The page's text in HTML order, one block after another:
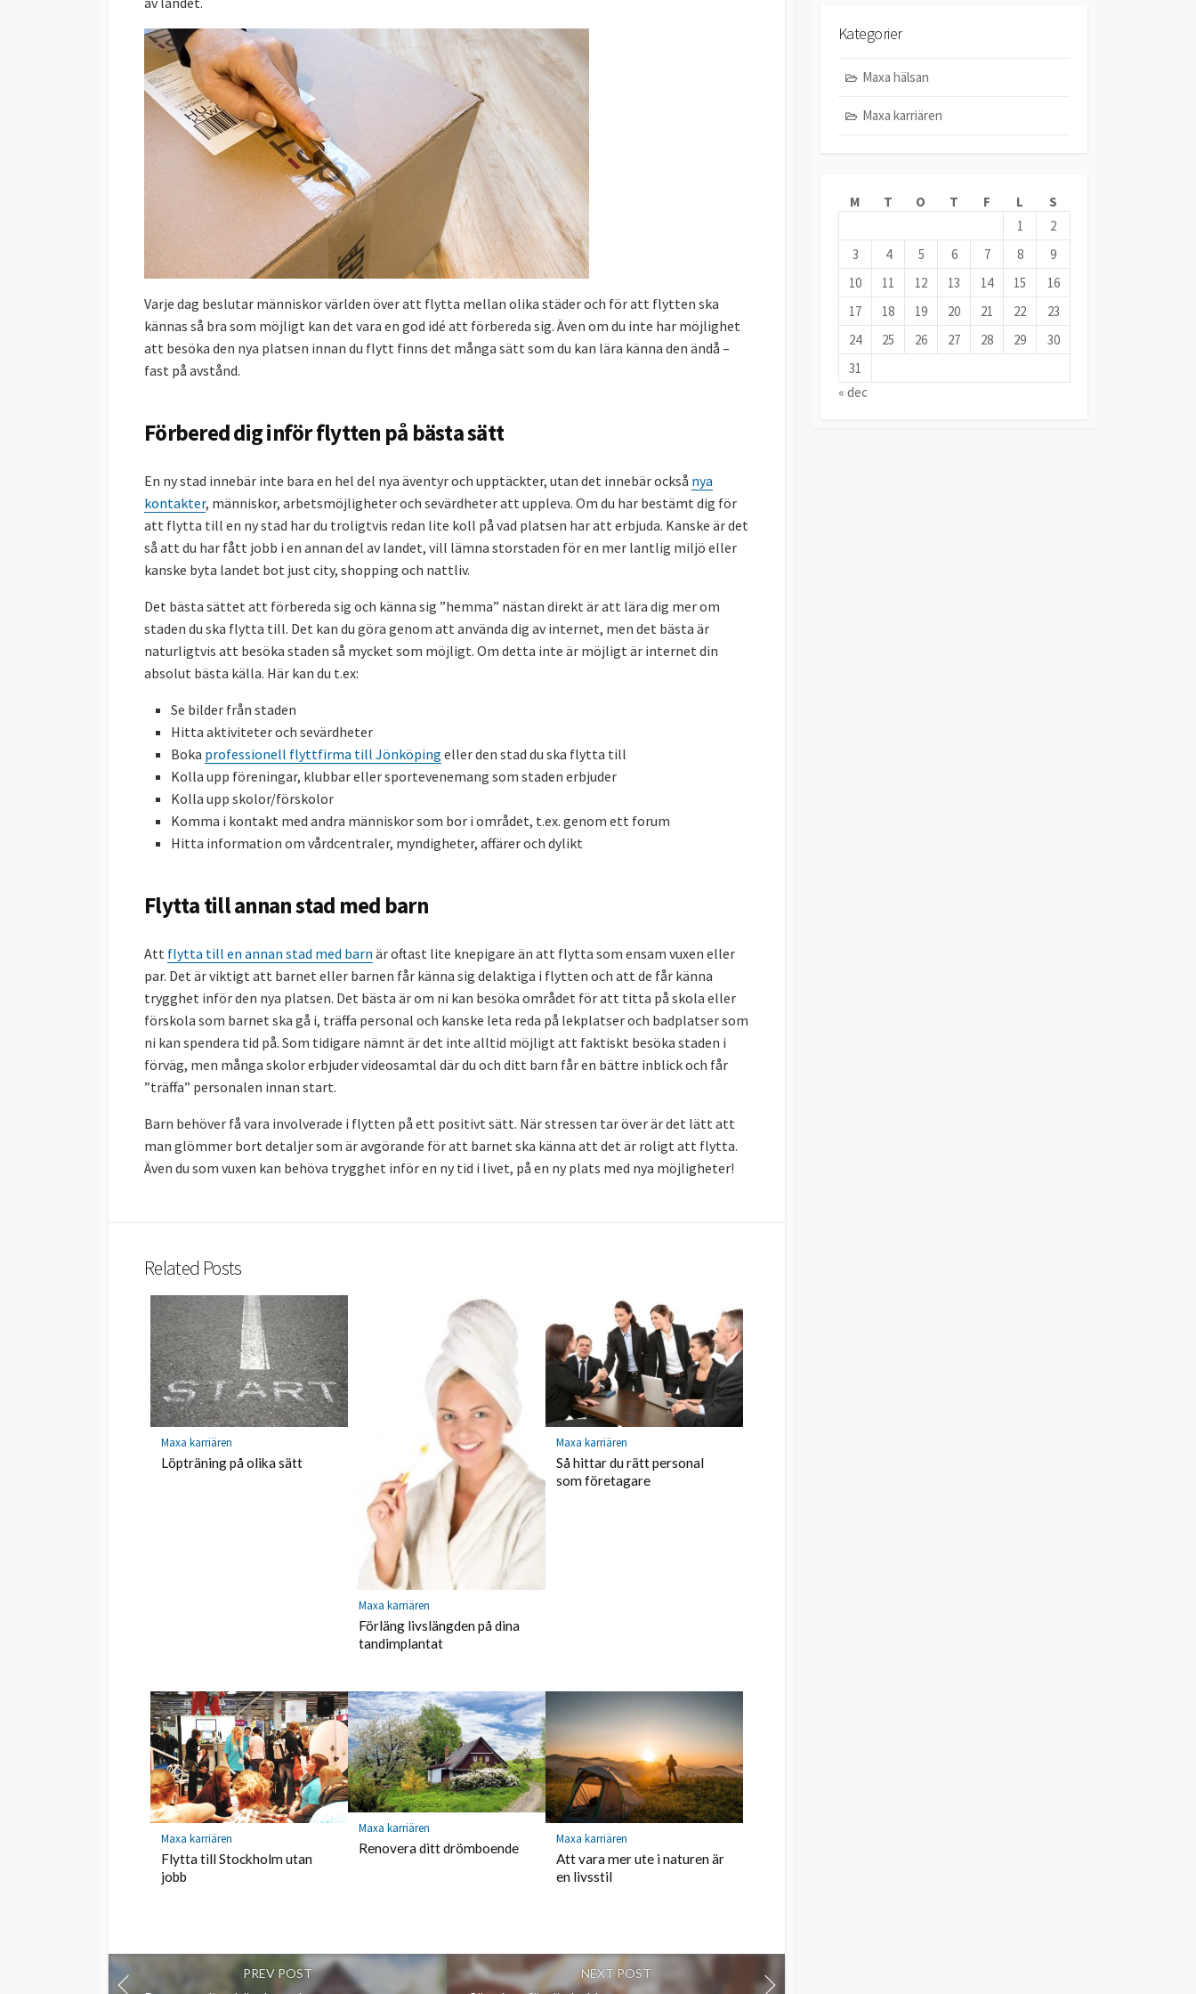
Varje dag beslutar människor världen över att flytta mellan olika städer och för att flytten ska
kännas så bra som möjligt kan det vara en god idé att förbereda sig. Även om du inte har möjlighet
att besöka den nya platsen innan du flytt finns det många sätt som du kan lära känna den ändå –
fast på avstånd.
Förbered dig inför flytten på bästa sätt
En ny stad innebär inte bara en hel del nya äventyr och upptäckter, utan det innebär också nya
kontakter, människor, arbetsmöjligheter och sevärdheter att uppleva. Om du har bestämt dig för
att flytta till en ny stad har du troligtvis redan lite koll på vad platsen har att erbjuda. Kanske är det
så att du har fått jobb i en annan del av landet, vill lämna storstaden för en mer lantlig miljö eller
kanske byta landet bot just city, shopping och nattliv.
Det bästa sättet att förbereda sig och känna sig ”hemma” nästan direkt är att lära dig mer om
staden du ska flytta till. Det kan du göra genom att använda dig av internet, men det bästa är
naturligtvis att besöka staden så mycket som möjligt. Om detta inte är möjligt är internet din
absolut bästa källa. Här kan du t.ex:
Se bilder från staden
Hitta aktiviteter och sevärdheter
Boka professionell flyttfirma till Jönköping eller den stad du ska flytta till
Kolla upp föreningar, klubbar eller sportevenemang som staden erbjuder
Kolla upp skolor/förskolor
Komma i kontakt med andra människor som bor i området, t.ex. genom ett forum
Hitta information om vårdcentraler, myndigheter, affärer och dylikt
Flytta till annan stad med barn
Att flytta till en annan stad med barn är oftast lite knepigare än att flytta som ensam vuxen eller
par. Det är viktigt att barnet eller barnen får känna sig delaktiga i flytten och att de får känna
trygghet inför den nya platsen. Det bästa är om ni kan besöka området för att titta på skola eller
förskola som barnet ska gå i, träffa personal och kanske leta reda på lekplatser och badplatser som
ni kan spendera tid på. Som tidigare nämnt är det inte alltid möjligt att faktiskt besöka staden i
förväg, men många skolor erbjuder videosamtal där du och ditt barn får en bättre inblick och får
”träffa” personalen innan start.
Barn behöver få vara involverade i flytten på ett positivt sätt. När stressen tar över är det lätt att
man glömmer bort detaljer som är avgörande för att barnet ska känna att det är roligt att flytta.
Även du som vuxen kan behöva trygghet inför en ny tid i livet, på en ny plats med nya möjligheter!
Related Posts
Maxa karriären
Löpträning på olika sätt
Maxa karriären
Förläng livslängden på dina
tandimplantat
Maxa karriären
Så hittar du rätt personal
som företagare
Maxa karriären
Flytta till Stockholm utan
jobb
Maxa karriären
Renovera ditt drömboende
Maxa karriären
Att vara mer ute i naturen är
en livsstil
PREV POST NEXT POST
Kategorier
Maxa hälsan
Maxa karriären
M T O T F L
S
1
2
3
4 5 6 7 8
9
10
11 12 13 14 15
16
17
18 19 20 21 22
23
24
25 26 27 28 29
30
31
« dec